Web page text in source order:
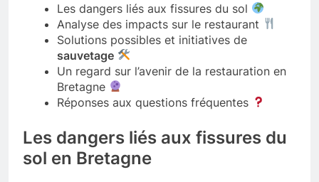
Les dangers liés aux fissures du sol
Analyse des impacts sur le restaurant
Solutions possibles et initiatives de
sauvetage
Un regard sur l’avenir de la restauration en
Bretagne
Réponses aux questions fréquentes
Les dangers liés aux fissures du
sol en Bretagne